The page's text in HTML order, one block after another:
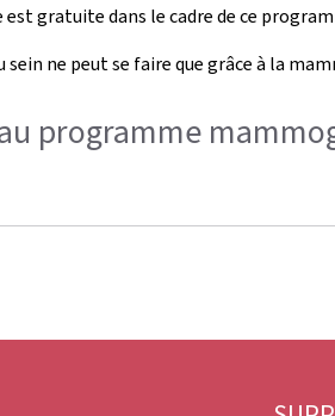
gratuite dans le cadre de ce
sein ne peut se faire que grâce à la
programme